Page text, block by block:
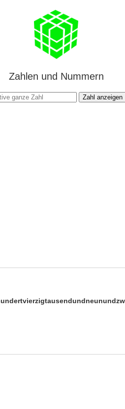
Zahlen und Nummern
Zahl anzeigen